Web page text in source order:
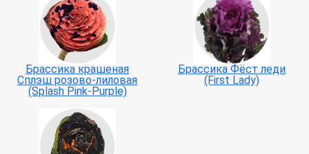
Брассика крашеная
Сплэш розово-лиловая
(Splash Pink-Purple)
Брассика Фёст леди
(First Lady)